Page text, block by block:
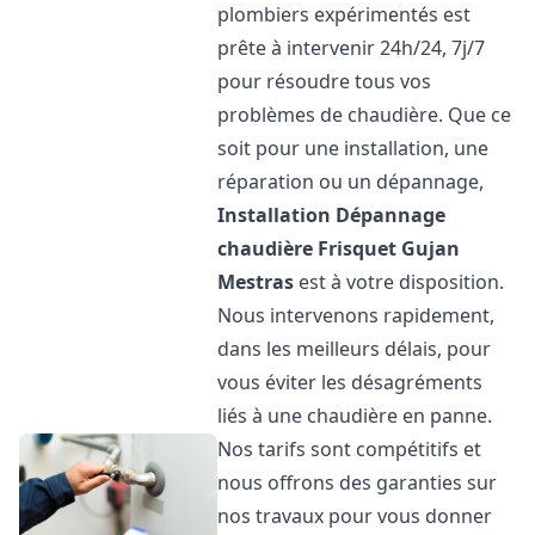
plombiers expérimentés est
prête à intervenir 24h/24, 7j/7
pour résoudre tous vos
problèmes de chaudière. Que ce
soit pour une installation, une
réparation ou un dépannage,
Installation Dépannage
chaudière Frisquet Gujan
Mestras est à votre disposition.
Nous intervenons rapidement,
dans les meilleurs délais, pour
vous éviter les désagréments
liés à une chaudière en panne.
Nos tarifs sont compétitifs et
nous offrons des garanties sur
nos travaux pour vous donner